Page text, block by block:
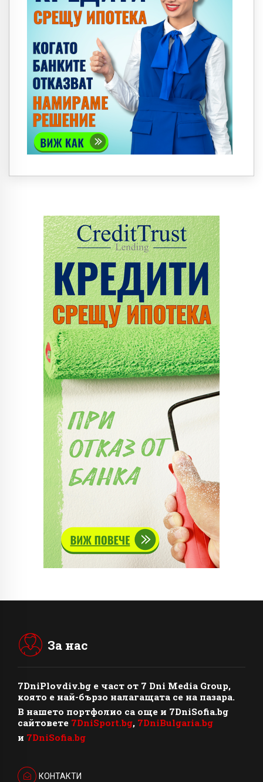
За нас
7DniPlovdiv.bg e част от 7 Dni Media Group,
която е най-бързо налагащата се на пазара.
В нашето портфолио са още и 7DniSofia.bg
сайтовете 7DniSport.bg, 7DniBulgaria.bg
и 7DniSofia.bg
КОНТАКТИ